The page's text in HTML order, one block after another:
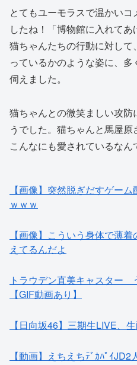
とてもユーモラスで温かい
したね！「博物館に入れてあ
猫ちゃんたちの行動に対し
っているかのような姿に、
伺えました。
猫ちゃんとの微笑ましい攻
うでした。猫ちゃんと馬屋
こんなにも愛されているなん
【画像】突然脱ぎだすゲー
ｗｗｗ
【画像】こういう身体で薄
えてるんだよ
トラウデン直美キャスター
【GIF動画あり】
【日向坂46】三期生LIVE、
【動画】えちえちﾃﾞｶﾊﾟｲ